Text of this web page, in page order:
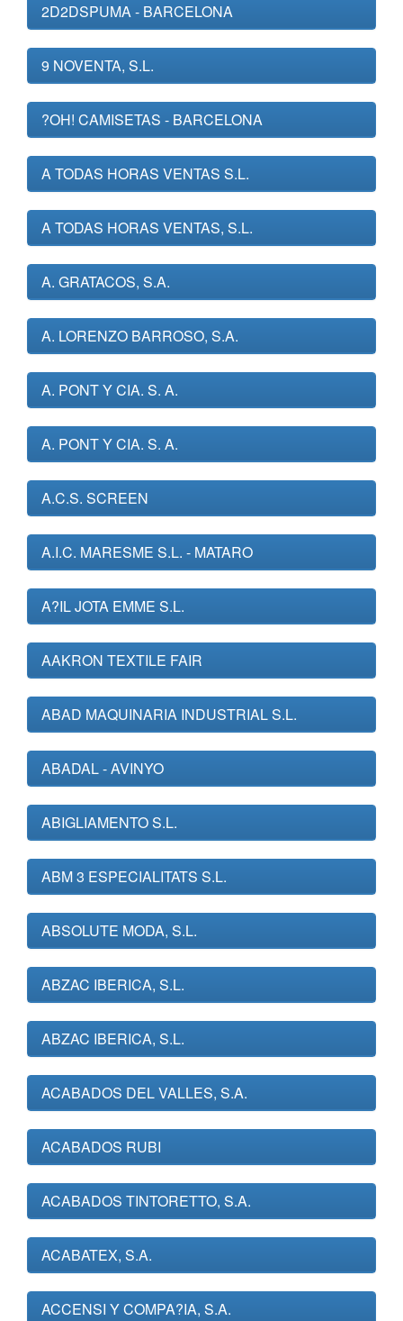
2D2DSPUMA - BARCELONA
9 NOVENTA, S.L.
?OH! CAMISETAS - BARCELONA
A TODAS HORAS VENTAS S.L.
A TODAS HORAS VENTAS, S.L.
A. GRATACOS, S.A.
A. LORENZO BARROSO, S.A.
A. PONT Y CIA. S. A.
A. PONT Y CIA. S. A.
A.C.S. SCREEN
A.I.C. MARESME S.L. - MATARO
A?IL JOTA EMME S.L.
AAKRON TEXTILE FAIR
ABAD MAQUINARIA INDUSTRIAL S.L.
ABADAL - AVINYO
ABIGLIAMENTO S.L.
ABM 3 ESPECIALITATS S.L.
ABSOLUTE MODA, S.L.
ABZAC IBERICA, S.L.
ABZAC IBERICA, S.L.
ACABADOS DEL VALLES, S.A.
ACABADOS RUBI
ACABADOS TINTORETTO, S.A.
ACABATEX, S.A.
ACCENSI Y COMPA?IA, S.A.